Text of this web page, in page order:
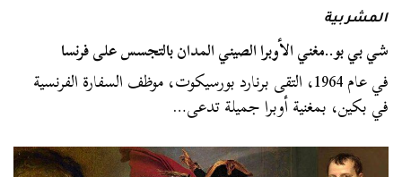
المشربية
شي بي بو..مغني الأوبرا الصيني المدان بالتجسس على فرنسا
في عام 1964، التقى برنارد بورسيكوت، موظف السفارة الفرنسية
في بكين، بمغنية أوبرا جميلة تدعى…